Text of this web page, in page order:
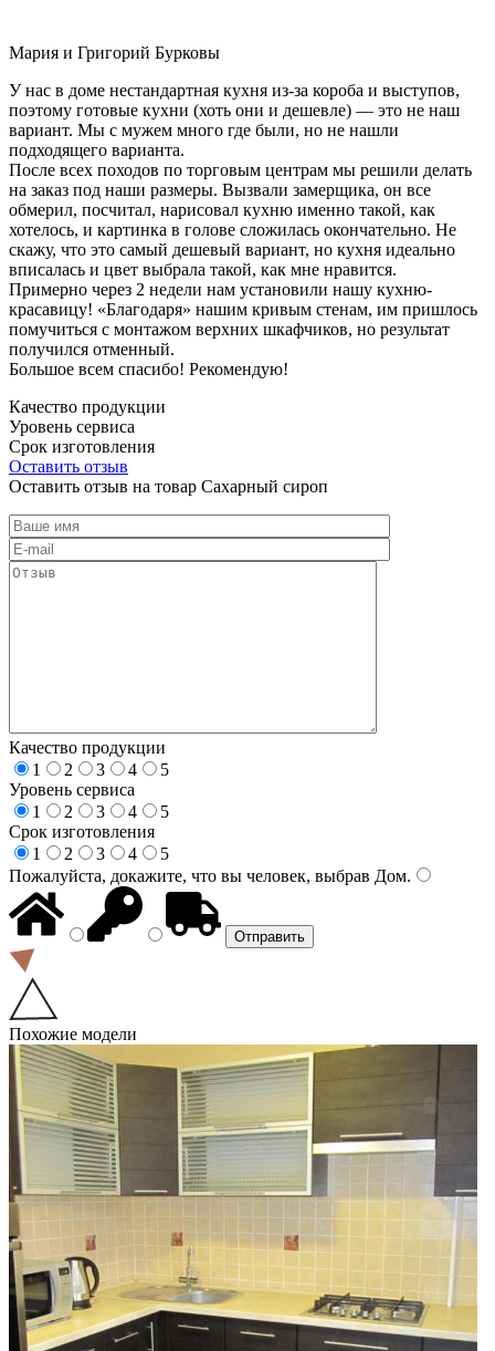
Мария и Григорий Бурковы
У нас в доме нестандартная кухня из-за короба и выступов,
поэтому готовые кухни (хоть они и дешевле) — это не наш
вариант. Мы с мужем много где были, но не нашли
подходящего варианта.
После всех походов по торговым центрам мы решили делать
на заказ под наши размеры. Вызвали замерщика, он все
обмерил, посчитал, нарисовал кухню именно такой, как
хотелось, и картинка в голове сложилась окончательно. Не
скажу, что это самый дешевый вариант, но кухня идеально
вписалась и цвет выбрала такой, как мне нравится.
Примерно через 2 недели нам установили нашу кухню-
красавицу! «Благодаря» нашим кривым стенам, им пришлось
помучиться с монтажом верхних шкафчиков, но результат
получился отменный.
Большое всем спасибо! Рекомендую!
Качество продукции
Уровень сервиса
Срок изготовления
Оставить отзыв
Оставить отзыв на товар Сахарный сироп
Качество продукции
1
2 3 4
5
Уровень сервиса
1
2 3 4
5
Срок изготовления
1
2 3 4
5
Пожалуйста, докажите, что вы человек, выбрав Дом.
Похожие модели